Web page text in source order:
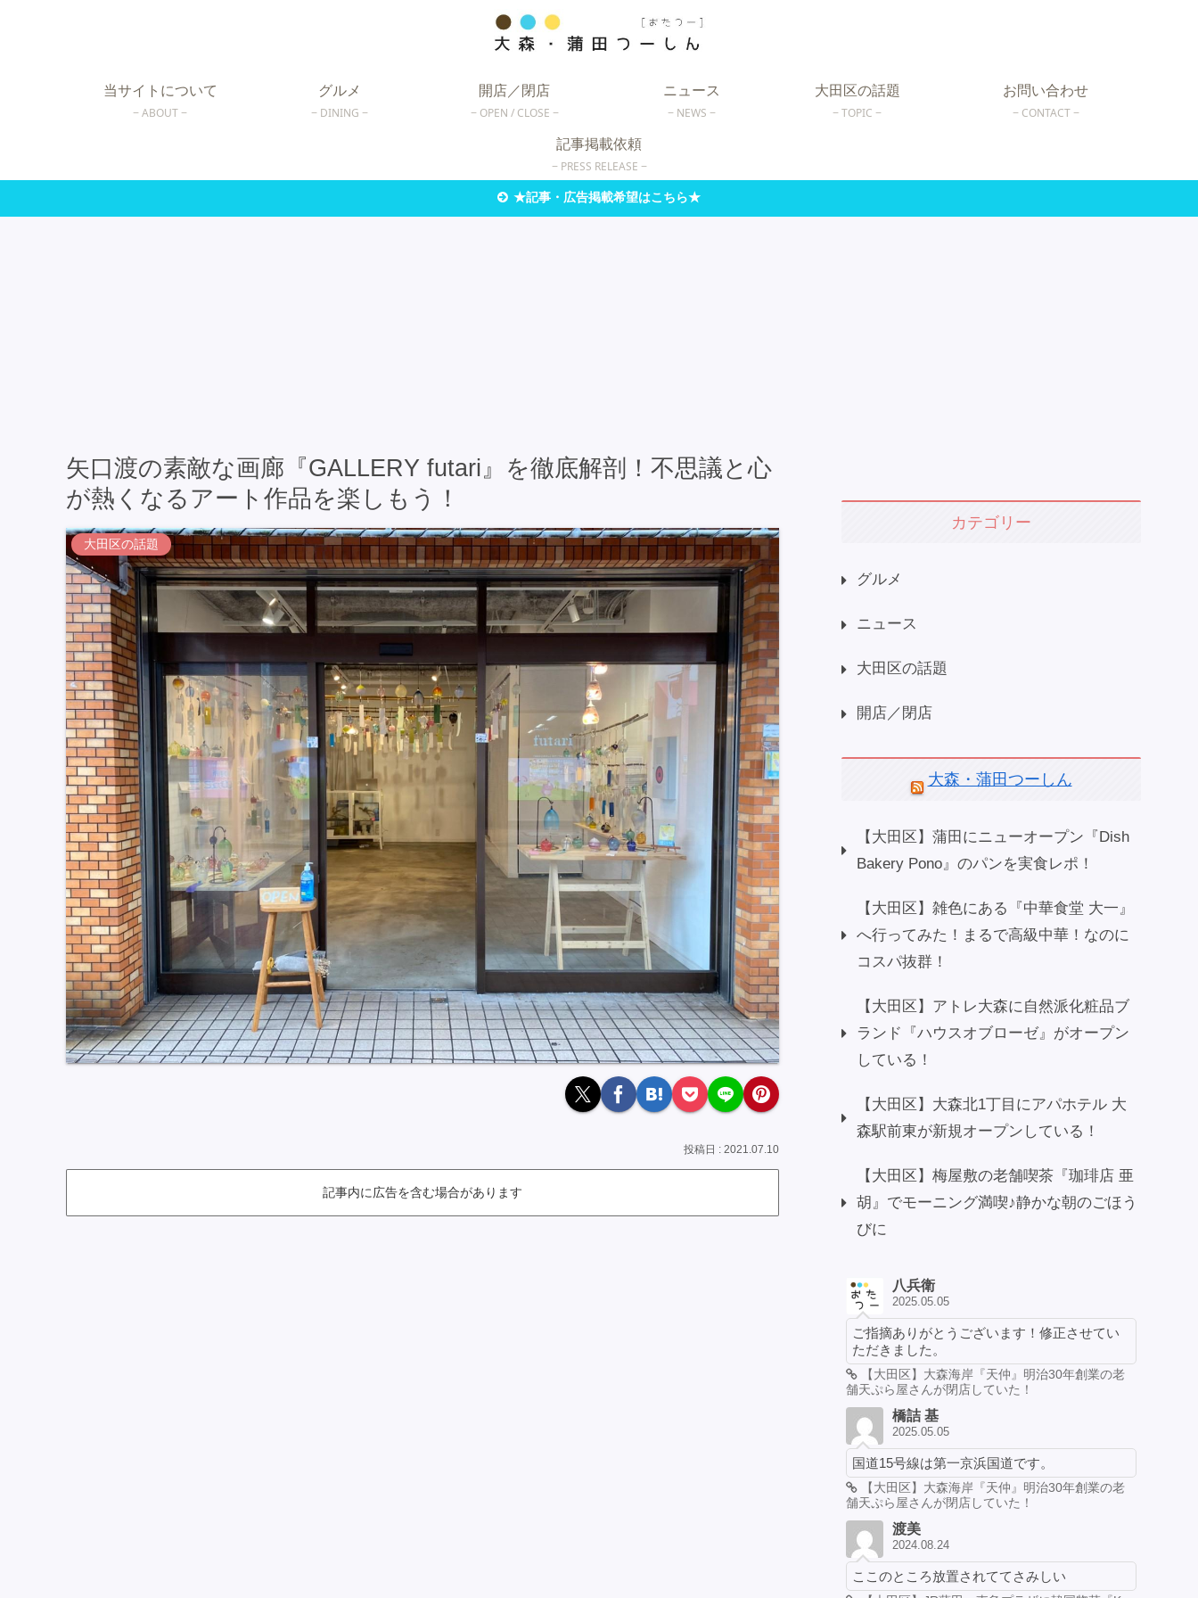
当サイトについて
ABOUT
グルメ
DINING
開店／閉店
OPEN / CLOSE
ニュース
NEWS
大田区の話題
TOPIC
お問い合わせ
CONTACT
記事掲載依頼
PRESS RELEASE
★記事・広告掲載希望はこちら★
矢口渡の素敵な画廊『GALLERY futari』を徹底解剖！不思議と心
が熱くなるアート作品を楽しもう！
大田区の話題
2021.07.10
記事内に広告を含む場合があります
カテゴリー
グルメ
ニュース
大田区の話題
開店／閉店
大森・蒲田つーしん
【大田区】蒲田にニューオープン『Dish
Bakery Pono』のパンを実食レポ！
【大田区】雑色にある『中華食堂 大一』
へ行ってみた！まるで高級中華！なのに
コスパ抜群！
【大田区】アトレ大森に自然派化粧品ブ
ランド『ハウスオブローゼ』がオープン
している！
【大田区】大森北1丁目にアパホテル 大
森駅前東が新規オープンしている！
【大田区】梅屋敷の老舗喫茶『珈琲店 亜
胡』でモーニング満喫♪静かな朝のごほう
びに
八兵衛
2025.05.05
ご指摘ありがとうございます！修正させてい
ただきました。
【大田区】大森海岸『天仲』明治30年創業の老
舗天ぷら屋さんが閉店していた！
橋詰 基
2025.05.05
国道15号線は第一京浜国道です。
【大田区】大森海岸『天仲』明治30年創業の老
舗天ぷら屋さんが閉店していた！
渡美
2024.08.24
ここのところ放置されててさみしい